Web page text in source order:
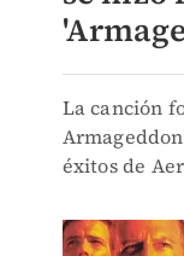
La canción
éxitos de